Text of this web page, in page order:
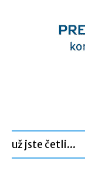
už jste četli...